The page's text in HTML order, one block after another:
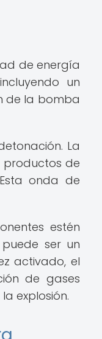
de energía
un
de la bomba
La
productos de
onda de
estén
ser un
activado, el
de gases
explosión.